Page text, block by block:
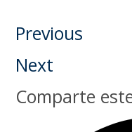
Previous
Next
Comparte